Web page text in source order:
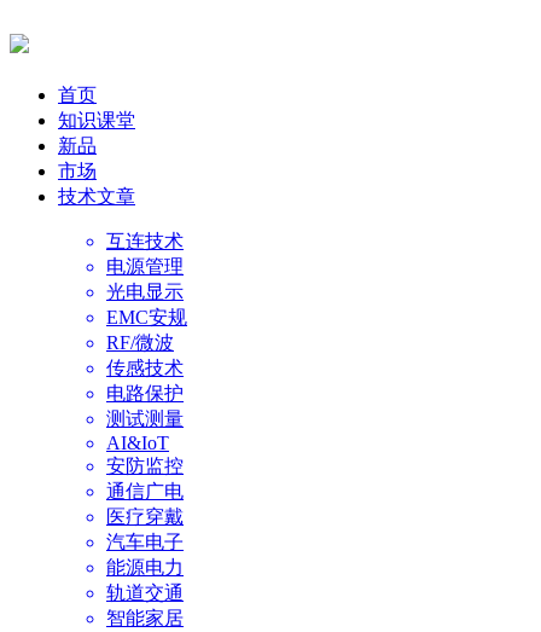
首页
知识课堂
新品
市场
技术文章
互连技术
电源管理
光电显示
EMC安规
RF/微波
传感技术
电路保护
测试测量
AI&IoT
安防监控
通信广电
医疗穿戴
汽车电子
能源电力
轨道交通
智能家居